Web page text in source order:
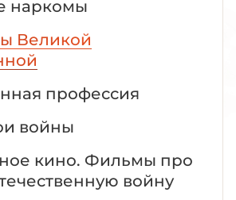
наркомы
Великой
профессия
войны
кино. Фильмы про
войну